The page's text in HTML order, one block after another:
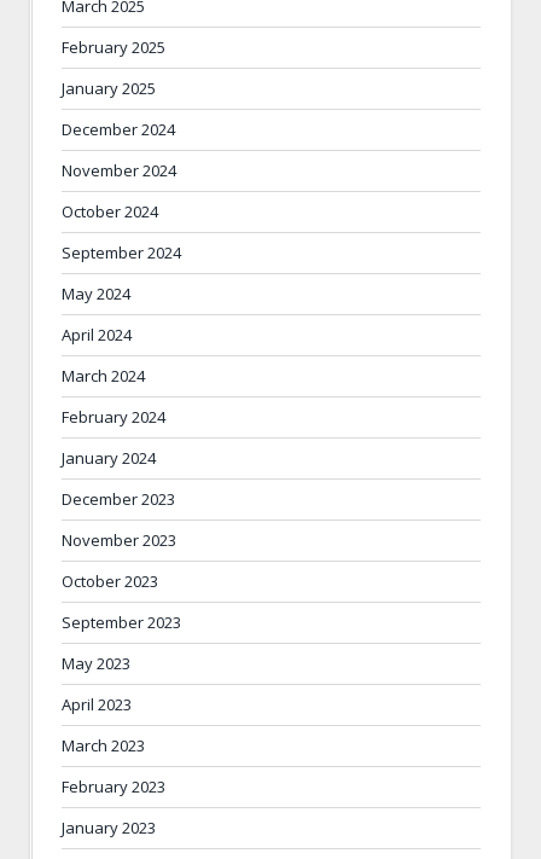
March 2025
February 2025
January 2025
December 2024
November 2024
October 2024
September 2024
May 2024
April 2024
March 2024
February 2024
January 2024
December 2023
November 2023
October 2023
September 2023
May 2023
April 2023
March 2023
February 2023
January 2023